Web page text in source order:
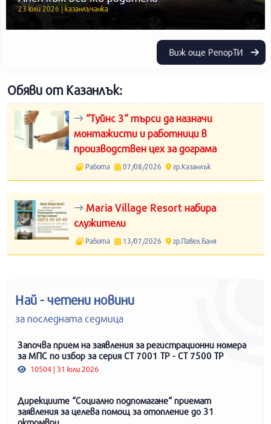
23 юли 2026 | казанлъчанка
Виж още РепорТИ
Обяви от Казанлък:
“Туйнс 3“ търси да назначи
монтажисти и работници в
производствен цех за дограма
Работа 07/08/2026 гр.Казанлък
Maria Village Resort набира
служители
Работа 13/07/2026 гр.Павел Баня
Най - четени новини
за последната седмица
Започва прием на заявления за регистрационни номера
за МПС по избор за серия СТ 7001 ТР - СТ 7500 ТР
10504 | 31 юли 2026
Дирекциите “Социално подпомагане“ приемат
заявления за целева помощ за отопление до 31